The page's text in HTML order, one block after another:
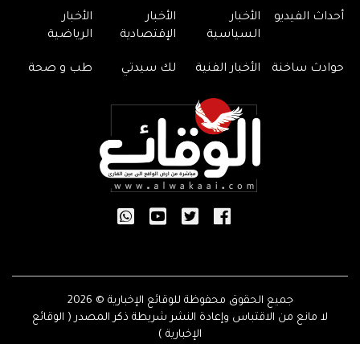
أحداث الفيديو
الأخبار
السياسية
الأخبار
الإقتصادية
الأخبار
الرياضية
حوادث ساخنة الأخبار الفنية لك سيدتي طب و صحة
جميع الحقوق محفوظة للوقائع الإخبارية © 2026
لا مانع من الاقتباس وإعادة النشر شريطة ذكر المصدر ( الوقائع
الإخبارية )